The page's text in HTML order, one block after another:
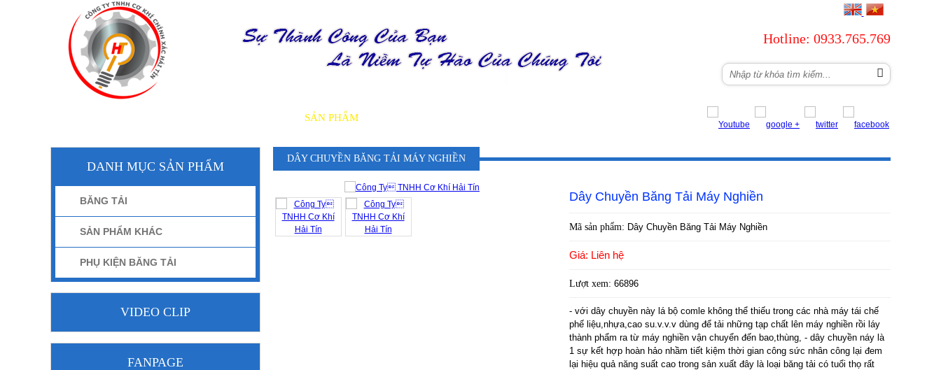
Hotline: 0933.765.769
SẢN PHẨM
DÂY CHUYỀN BĂNG TẢI MÁY NGHIỀN
Dây Chuyền Băng Tải Máy Nghiền
Mã sản phẩm: Dây Chuyền Băng Tải Máy Nghiền
Giá: Liên hệ
Lượt xem: 66896
- với dây chuyền này lá bộ comle không thể thiếu trong các nhà máy tái chế
phế liệu,nhựa,cao su.v.v.v dùng để tải những tạp chất lên máy nghiền rồi láy
thành phẩm ra từ máy nghiền vận chuyển đến bao,thùng, - dây chuyền náy là
1 sự kết hợp hoàn hảo nhầm tiết kiệm thời gian công sức nhân công lại đem
lại hiệu quả năng suất cao trong sản xuất đây là loại băng tải có tuổi thọ rất
DANH MỤC SẢN PHẨM
BĂNG TẢI
SẢN PHẨM KHÁC
PHỤ KIỆN BĂNG TẢI
VIDEO CLIP
FANPAGE